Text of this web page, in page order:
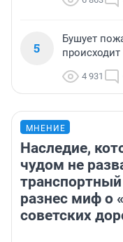
5
Бушует
4 931
МНЕНИЕ
Наследие,
чудом не
разнес миф о
советских